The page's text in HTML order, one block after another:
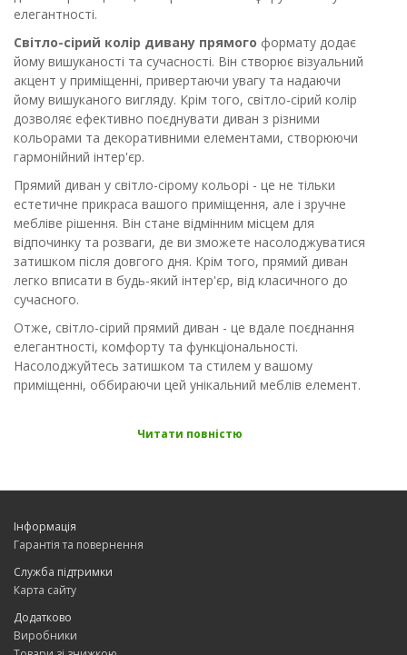
елегантності.
Світло-сірий колір дивану прямого формату додає
йому вишуканості та сучасності. Він створює візуальний
акцент у приміщенні, привертаючи увагу та надаючи
йому вишуканого вигляду. Крім того, світло-сірий колір
дозволяє ефективно поєднувати диван з різними
кольорами та декоративними елементами, створюючи
гармонійний інтер'єр.
Прямий диван у світло-сірому кольорі - це не тільки
естетичне прикраса вашого приміщення, але і зручне
мебліве рішення. Він стане відмінним місцем для
відпочинку та розваги, де ви зможете насолоджуватися
затишком після довгого дня. Крім того, прямий диван
легко вписати в будь-який інтер'єр, від класичного до
сучасного.
Отже, світло-сірий прямий диван - це вдале поєднання
елегантності, комфорту та функціональності.
Насолоджуйтесь затишком та стилем у вашому
приміщенні, оббираючи цей унікальний меблів елемент.
Читати повністю
Інформація
Гарантія та повернення
Служба підтримки
Карта сайту
Додатково
Виробники